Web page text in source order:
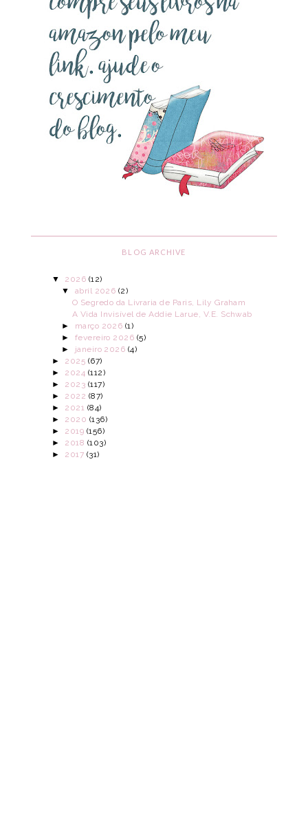
BLOG ARCHIVE
▼ 2026 (12)
▼ abril 2026 (2)
O Segredo da Livraria de Paris, Lily Graham
A Vida Invisível de Addie Larue, V.E. Schwab
► março 2026 (1)
► fevereiro 2026 (5)
► janeiro 2026 (4)
► 2025 (67)
► 2024 (112)
► 2023 (117)
► 2022 (87)
► 2021 (84)
► 2020 (136)
► 2019 (156)
► 2018 (103)
► 2017 (31)